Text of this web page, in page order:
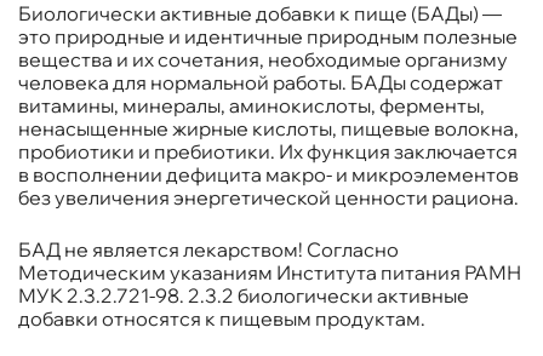
Биологически активные добавки к пище (БАДы) —
это природные и идентичные природным полезные
вещества и их сочетания, необходимые организму
человека для нормальной работы. БАДы содержат
витамины, минералы, аминокислоты, ферменты,
ненасыщенные жирные кислоты, пищевые волокна,
пробиотики и пребиотики. Их функция заключается
в восполнении дефицита макро- и микроэлементов
без увеличения энергетической ценности рациона.
БАД не является лекарством! Согласно
Методическим указаниям Института питания РАМН
МУК 2.3.2.721-98. 2.3.2 биологически активные
добавки относятся к пищевым продуктам.